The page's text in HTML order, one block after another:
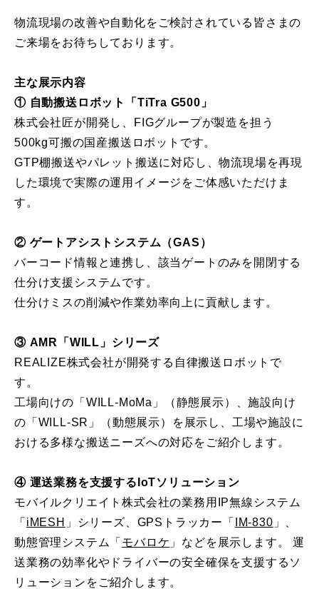
物流現場の改善や自動化をご検討されている皆さまの
ご来場をお待ちしております。
主な展示内容
① 自動搬送ロボット「TiTra G500」
株式会社匠が開発し、FIGグループが製造を担う
500kg可搬の国産搬送ロボットです。
GTP棚搬送やパレット搬送に対応し、物流現場を再現
した環境で実際の運用イメージをご体感いただけま
す。
② ゲートアシストシステム（GAS）
バーコード情報と連携し、該当ゲートのみを開閉する
仕分け支援システムです。
仕分けミスの削減や作業効率向上に貢献します。
③ AMR「WILL」シリーズ
REALIZE株式会社が開発する自律搬送ロボットで
す。
工場向けの「WILL-MoMa」（静態展示）、施設向け
の「WILL-SR」（動態展示）を展示し、工場や施設に
おける多様な搬送ニーズへの対応をご紹介します。
④ 運送業務を支援するIoTソリューション
モバイルクリエイト株式会社の業務用IP無線システム
「 iMESH 」シリーズ、GPSトラッカー「 IM-830 」、
動態管理システム「 モバロケ 」などを展示します。 運
送業務の効率化やドライバーの安全確保を支援するソ
リューションをご紹介します。